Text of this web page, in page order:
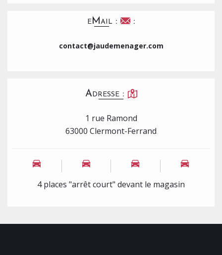
eMail : :
contact@jaudemenager.com
Adresse :
1 rue Ramond
63000 Clermont-Ferrand
4 places "arrêt court" devant le magasin